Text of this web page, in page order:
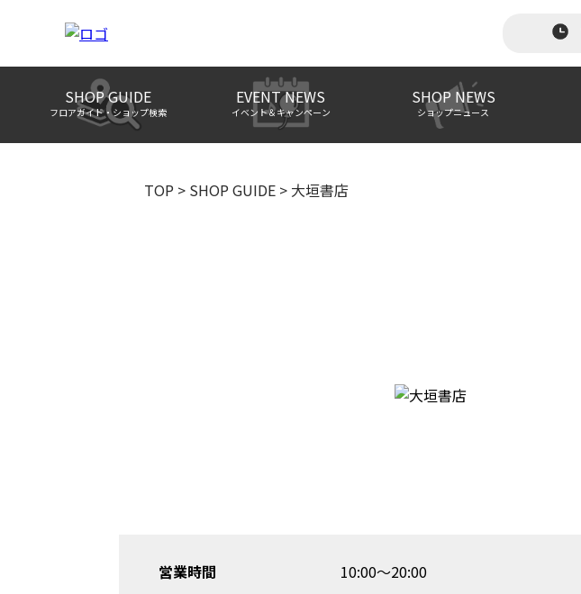
SHOP GUIDE
フロアガイド・ショップ検索
EVENT NEWS
イベント＆キャンペーン
SHOP NEWS
ショップニュース
TOP > SHOP GUIDE > 大垣書店
営業時間
10:00～20:00